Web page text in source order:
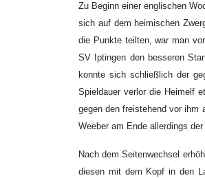
Zu Beginn einer englischen
sich auf dem heimischen
die Punkte teilten, war man
SV Iptingen den besseren
konnte sich schließlich der
Spieldauer verlor die Heimelf
gegen den freistehend vor ihm
Weeber am Ende allerdings
Nach dem Seitenwechsel
diesen mit dem Kopf in den